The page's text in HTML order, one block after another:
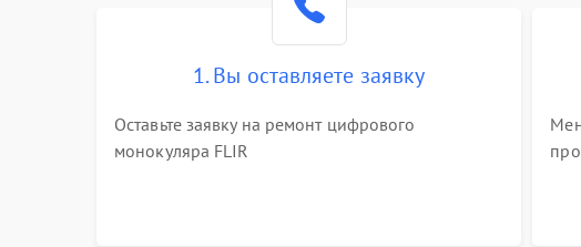
1. Вы оставляете заявку
Оставьте заявку на ремонт цифрового
монокуляра FLIR